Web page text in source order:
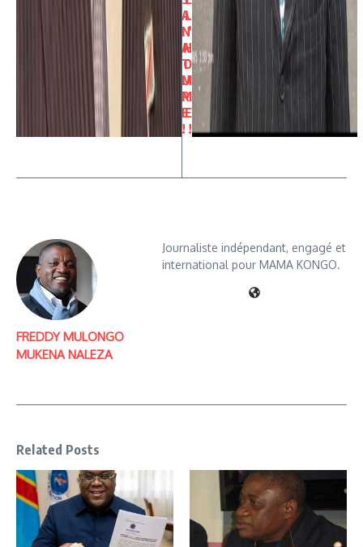
A
N
A
T
U
R
E
!
L
’
H
O
M
M
E
!
FREDDY MULONGO
MUKENA NALEZA
Journaliste indépendant, engagé et
international pour MAMA KONGO.
Related Posts